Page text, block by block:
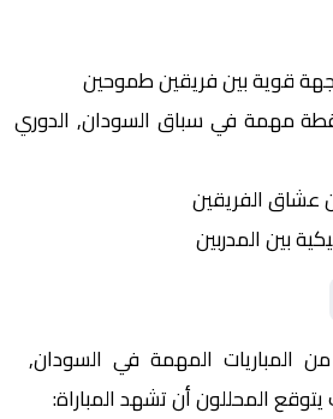
قوية بين فريقين طموحين
مهمة في سباق السودان, الدوري
عشاق الفريقين
بين المدربين
المباريات المهمة في السودان,
المحللون أن تشهد المباراة: